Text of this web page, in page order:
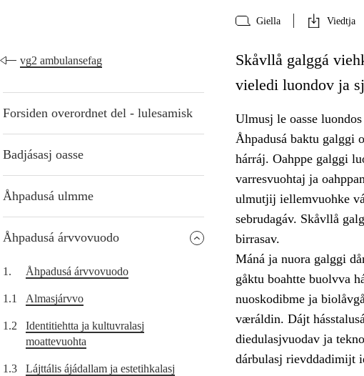
Giella Viedtja
vg2 ambulansefag
Forsiden overordnet del - lulesamisk
Badjásasj oasse
Åhpadusá ulmme
Åhpadusá árvvovuodo
1. Åhpadusá árvvovuodo
1.1 Almasjárvvo
1.2
Identitiehtta ja kultuvralasj
moattevuohta
1.3
Lájttális ájádallam ja estetihkalasj
Skåvllå galggá
vieledi luondov ja
Ulmusj le oasse
Åhpadusá baktu galggi
hárráj. Oahppe galggi
varresvuohtaj ja
ulmutjij iellemvuohke
sebrudagáv. Skåvllå
birrasav.
Máná ja nuora galggi
gåktu boahtte buolvva
nuoskodibme ja
væráldin. Dájt
diedulasjvuodav ja
dárbulasj rievddadimijt